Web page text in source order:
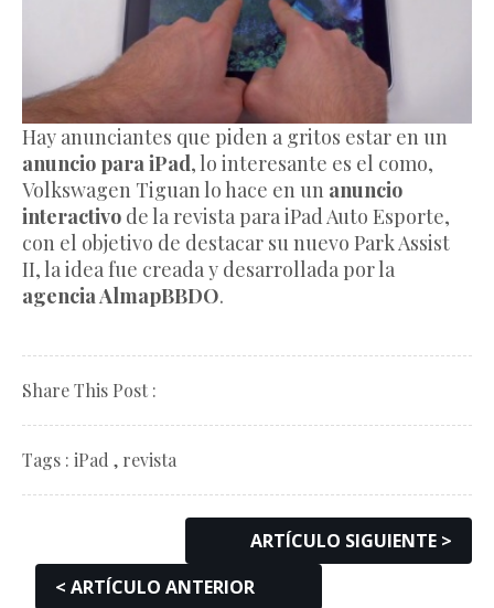
Hay anunciantes que piden a gritos estar en un
anuncio para iPad, lo interesante es el como,
Volkswagen Tiguan lo hace en un anuncio
interactivo de la revista para iPad Auto Esporte,
con el objetivo de destacar su nuevo Park Assist
II, la idea fue creada y desarrollada por la
agencia AlmapBBDO.
Share This Post :
Tags : iPad , revista
ARTÍCULO SIGUIENTE >
< ARTÍCULO ANTERIOR